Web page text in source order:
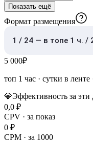
Показать ещё
Формат размещения
1 / 24 — в топе 1 ч. /
5 000₽
топ 1 час · сутки в ленте
💎Эффективность за эти
0,0 ₽
CPV · за показ
0 ₽
CPM · за 1000